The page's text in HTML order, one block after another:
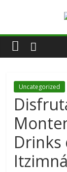
Uncategorized
Drinks
Itzimná